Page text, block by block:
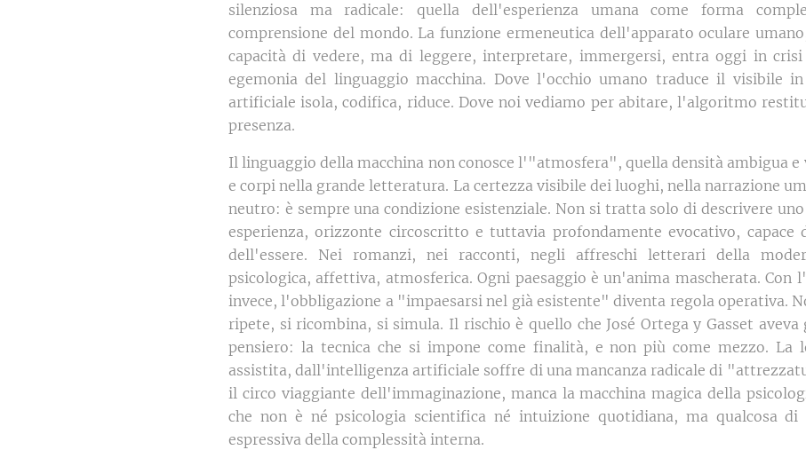
silenziosa ma radicale: quella dell'esperienza umana come forma
comprensione del mondo. La funzione ermeneutica dell'apparato oculare
capacità di vedere, ma di leggere, interpretare, immergersi, entra oggi in crisi
egemonia del linguaggio macchina. Dove l'occhio umano traduce il visibile
artificiale isola, codifica, riduce. Dove noi vediamo per abitare, l'algoritmo
presenza.
Il linguaggio della macchina non conosce l'"atmosfera", quella densità ambigua e
e corpi nella grande letteratura. La certezza visibile dei luoghi, nella narrazione
neutro: è sempre una condizione esistenziale. Non si tratta solo di descrivere
esperienza, orizzonte circoscritto e tuttavia profondamente evocativo, capace
dell'essere. Nei romanzi, nei racconti, negli affreschi letterari della
psicologica, affettiva, atmosferica. Ogni paesaggio è un'anima mascherata.
invece, l'obbligazione a "impaesarsi nel già esistente" diventa regola operativa.
ripete, si ricombina, si simula. Il rischio è quello che José Ortega y Gasset
pensiero: la tecnica che si impone come finalità, e non più come mezzo. La
assistita, dall'intelligenza artificiale soffre di una mancanza radicale di
il circo viaggiante dell'immaginazione, manca la macchina magica della
che non è né psicologia scientifica né intuizione quotidiana, ma qualcosa
espressiva della complessità interna.